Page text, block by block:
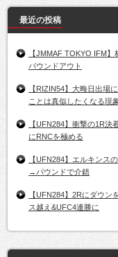
最近の投稿
【JMMAF TOKYO IFM
パウンドアウト
【RIZIN54】大晦日出場
ことは真似したくなる現象
【UFN284】衝撃の1R決
にRNCを極める
【UFN284】エルキンス
→パウンドで介錯
【UFN284】2Rにダウ
ス越え&UFC4連勝に